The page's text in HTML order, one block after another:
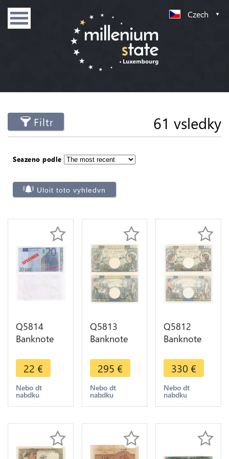
Czech
Filtr 61 vsledky
Seazeno podle
Uloit toto vyhledvn
Q5814
Banknote
Euros
Specimen
2002
Uniface
Make offer
22 €
Nebo dt
nabdku
Q5813
Banknote
Francs
Commerce
Industrie
1944 UNC -
offer
295 €
Nebo dt
nabdku
Q5812
Banknote
Francs
Commerce
Industrie
1940 UNC -
offer
330 €
Nebo dt
nabdku